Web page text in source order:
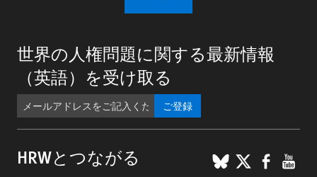
世界の人権問題に関する最新情報
（英語）を受け取る
ご登録
HRWとつながる BlueSky
X